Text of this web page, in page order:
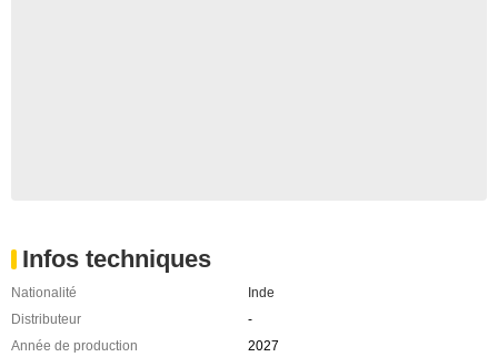
Infos techniques
Nationalité
Inde
Distributeur
-
Année de production
2027